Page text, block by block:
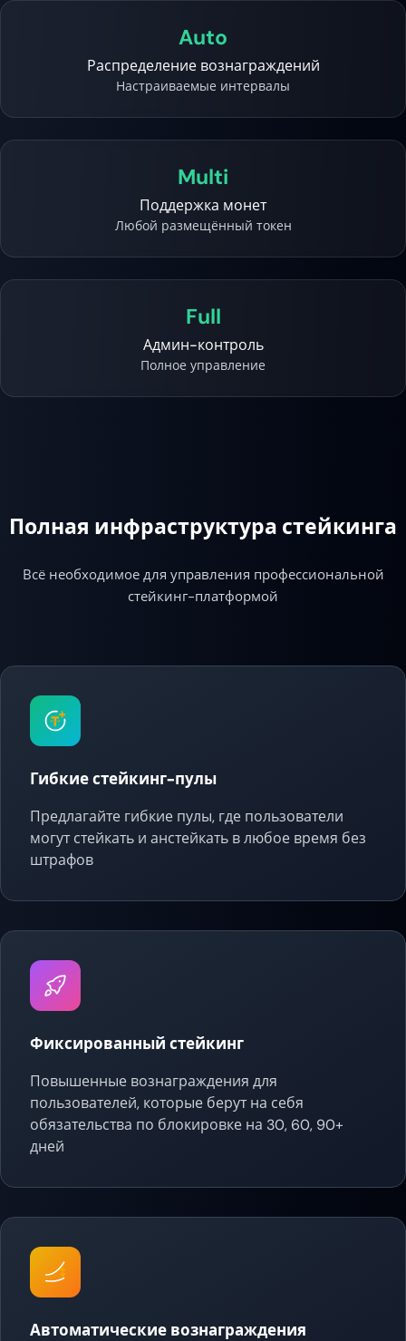
Auto
Распределение вознаграждений
Настраиваемые интервалы
Multi
Поддержка монет
Любой размещённый токен
Full
Админ-контроль
Полное управление
Полная инфраструктура стейкинга
Всё необходимое для управления профессиональной
стейкинг-платформой
Гибкие стейкинг-пулы
Предлагайте гибкие пулы, где пользователи
могут стейкать и анстейкать в любое время без
штрафов
Фиксированный стейкинг
Повышенные вознаграждения для
пользователей, которые берут на себя
обязательства по блокировке на 30, 60, 90+
дней
Автоматические вознаграждения